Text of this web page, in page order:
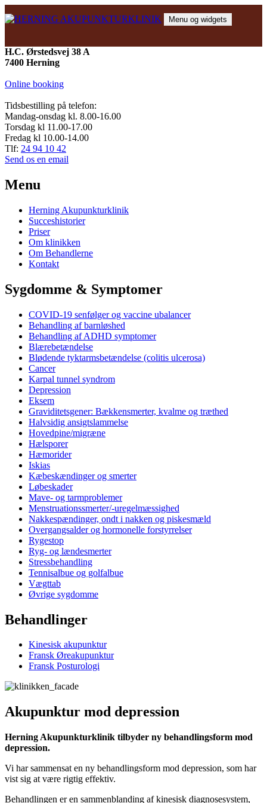
til
Menu og widgets
H.C. Ørstedsvej 38 A
7400 Herning
Online booking
Tidsbestilling på telefon:
Mandag-onsdag kl. 8.00-16.00
Torsdag kl 11.00-17.00
Fredag kl 10.00-14.00
Tlf: 24 94 10 42
Send os en email
Menu
Herning Akupunkturklinik
Succeshistorier
Priser
Om klinikken
Om Behandlerne
Kontakt
Sygdomme & Symptomer
COVID-19 senfølger og vaccine ubalancer
Behandling af barnløshed
Behandling af ADHD symptomer
Blærebetændelse
Blødende tyktarmsbetændelse (colitis ulcerosa)
Cancer
Karpal tunnel syndrom
Depression
Eksem
Graviditetsgener: Bækkensmerter, kvalme og træthed
Halvsidig ansigtslammelse
Hovedpine/migræne
Hælsporer
Hæmorider
Iskias
Kæbeskændinger og smerter
Løbeskader
Mave- og tarmproblemer
Menstruationssmerter/-uregelmæssighed
Nakkespændinger, ondt i nakken og piskesmæld
Overgangsalder og hormonelle forstyrrelser
Rygestop
Ryg- og lændesmerter
Stressbehandling
Tennisalbue og golfalbue
Vægttab
Øvrige sygdomme
Behandlinger
Kinesisk akupunktur
Fransk Øreakupunktur
Fransk Posturologi
Akupunktur mod depression
Herning Akupunkturklinik tilbyder ny behandlingsform mod
depression.
Vi har sammensat en ny behandlingsform mod depression, som har
vist sig at være rigtig effektiv.
Behandlingen er en sammenblanding af kinesisk diagnosesystem,